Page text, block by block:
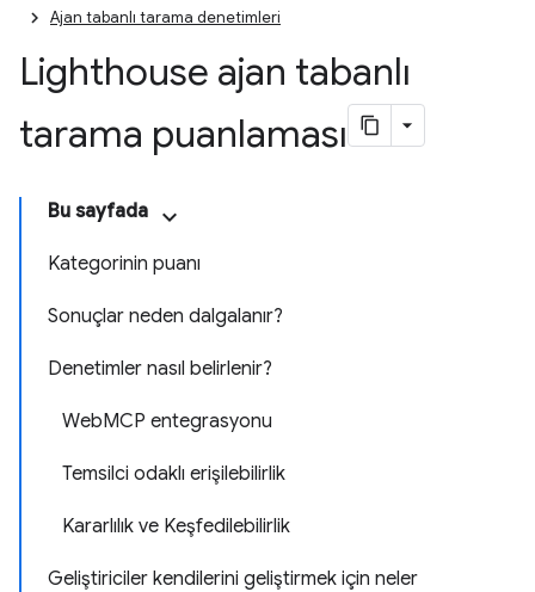
Ajan tabanlı tarama denetimleri
Lighthouse ajan tabanlı
tarama puanlaması
Bu sayfada
Kategorinin puanı
Sonuçlar neden dalgalanır?
Denetimler nasıl belirlenir?
WebMCP entegrasyonu
Temsilci odaklı erişilebilirlik
Kararlılık ve Keşfedilebilirlik
Geliştiriciler kendilerini geliştirmek için neler